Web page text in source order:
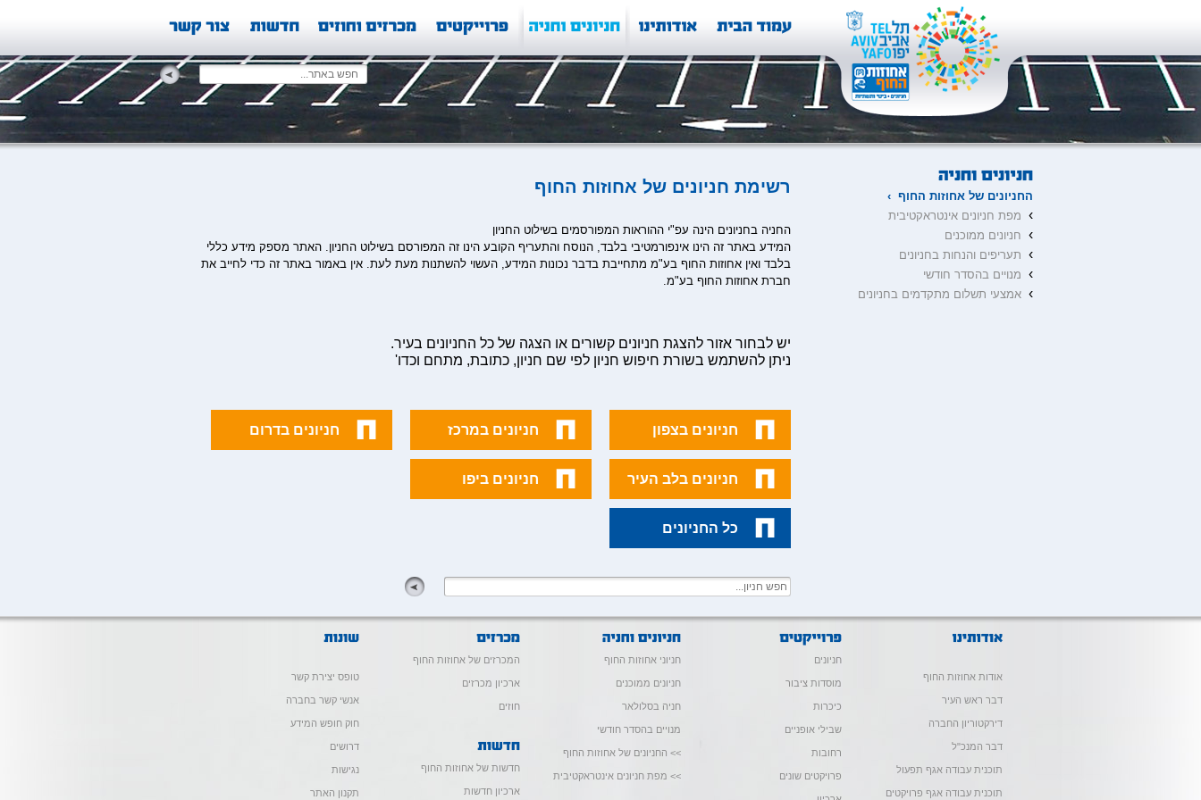
החניונים של אחוזות החוף ›
› מפת חניונים אינטראקטיבית
› חניונים ממוכנים
› תעריפים והנחות בחניונים
› מנויים בהסדר חודשי
› אמצעי תשלום מתקדמים בחניונים
רשימת חניונים של אחוזות החוף
החניה בחניונים הינה עפ"י ההוראות המפורסמים בשילוט החניון
המידע באתר זה הינו אינפורמטיבי בלבד, הנוסח והתעריף הקובע הינו זה המפורסם בשילוט החניון. האתר מספק מידע כללי
בלבד ואין אחוזות החוף בע"מ מתחייבת בדבר נכונות המידע, העשוי להשתנות מעת לעת. אין באמור באתר זה כדי לחייב את
חברת אחוזות החוף בע"מ.
יש לבחור אזור להצגת חניונים קשורים או הצגה של כל החניונים בעיר.
ניתן להשתמש בשורת חיפוש חניון לפי שם חניון, כתובת, מתחם וכדו'
חניונים בצפון חניונים במרכז חניונים בדרום
חניונים בלב העיר חניונים ביפו
כל החניונים
אודות אחוזות החוף
דבר ראש העיר
דירקטוריון החברה
דבר המנכ"ל
תוכנית עבודה אגף תפעול
תוכנית עבודה אגף פרויקטים
חניונים
מוסדות ציבור
כיכרות
שבילי אופניים
רחובות
פרויקטים שונים
חניוני אחוזות החוף
חניונים ממוכנים
חניה בסלולאר
מנויים בהסדר חודשי
>> החניונים של אחוזות החוף
>> מפת חניונים אינטראקטיבית
המכרזים של אחוזות החוף
ארכיון מכרזים
חוזים
חדשות של אחוזות החוף
ארכיון חדשות
טופס יצירת קשר
אנשי קשר בחברה
חוק חופש המידע
דרושים
נגישות
תקנון האתר